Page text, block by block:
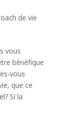
de vie
vous
bénéfique
vous
que ce
Si la